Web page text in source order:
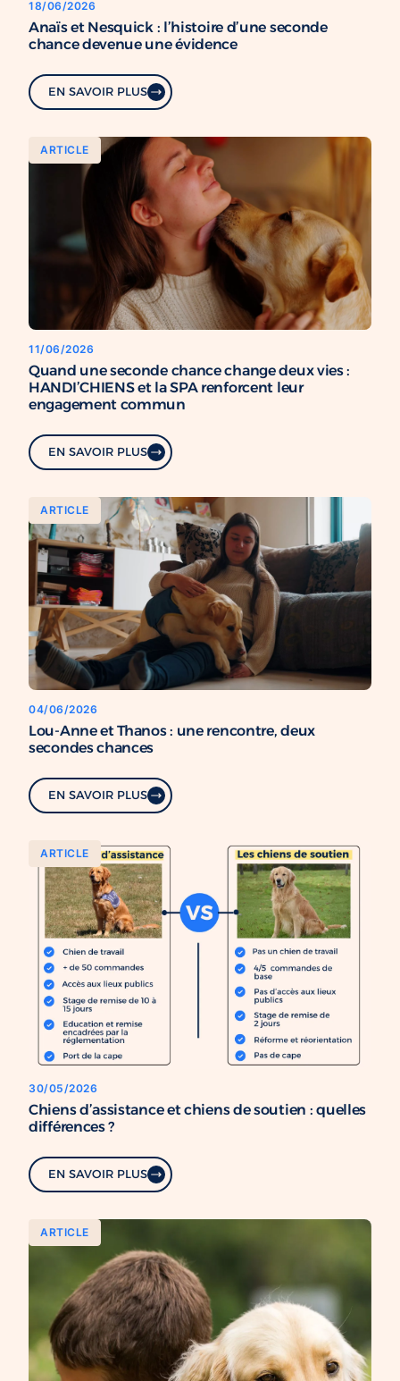
18/06/2026
Anaïs et Nesquick : l’histoire d’une seconde
chance devenue une évidence
EN SAVOIR PLUS
ARTICLE
11/06/2026
Quand une seconde chance change deux vies :
HANDI’CHIENS et la SPA renforcent leur
engagement commun
EN SAVOIR PLUS
ARTICLE
04/06/2026
Lou-Anne et Thanos : une rencontre, deux
secondes chances
EN SAVOIR PLUS
ARTICLE
30/05/2026
Chiens d’assistance et chiens de soutien : quelles
différences ?
EN SAVOIR PLUS
ARTICLE